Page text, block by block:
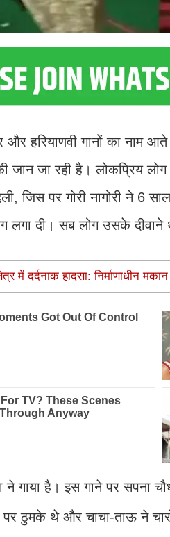
हरियाणवी गानों का नाम
जान जा रही है। लोकप्रिय
जिस पर गोरी नागोरी ने
लगा दी। सब लोग उसके दीवाने
में दर्दनाक हादसा: निर्माणाधीन
है। इस गाने पर सपना
पर ठुमके थे और चाचा-ताऊ ने